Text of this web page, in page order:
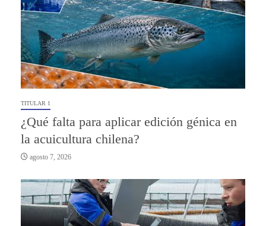
TITULAR 1
¿Qué falta para aplicar edición génica en
la acuicultura chilena?
agosto 7, 2026